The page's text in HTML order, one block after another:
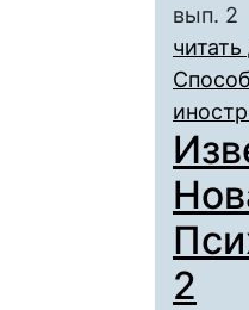
вып. 2
2